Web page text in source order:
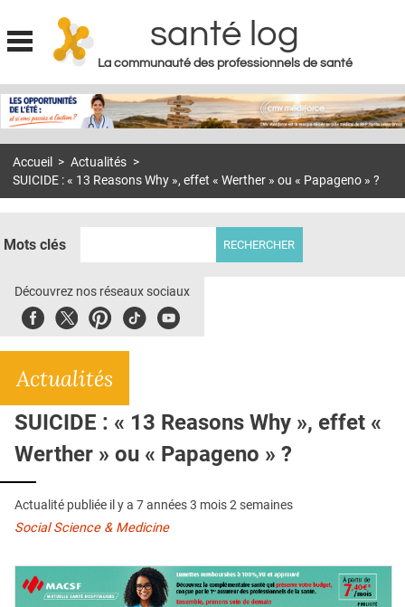
Jump to navigation
santé log
La communauté des professionnels de santé
MON COMPTE
S'ABONNER À LA REVUE SOIN À DOMICILE
DOSSIERS
E-REVUE SAD
L'APP
QUI SOMMES-NOUS ?
PUBLICITÉ
CONDITIONS GÉNÉRALES
CONTACT
Accueil > Actualités >
SUICIDE : « 13 Reasons Why », effet « Werther » ou « Papageno » ?
Mots clés
Découvrez nos réseaux sociaux
FacebookTwitterPinterest
TiktokYoubute
Actualités
SUICIDE : « 13 Reasons Why », effet «
Werther » ou « Papageno » ?
Actualité publiée il y a 7 années 3 mois 2 semaines
Social Science & Medicine